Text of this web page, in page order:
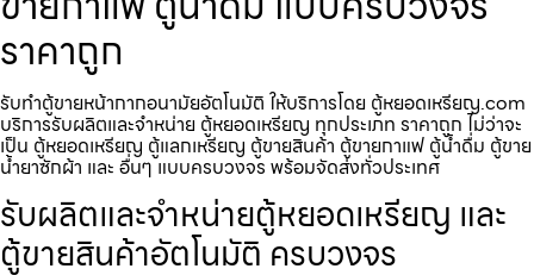
ราคาถูก
รับทำตู้ขายหน้ากากอนามัย​อัตโนมัติ ให้บริการโดย ตู้หยอดเหรียญ.com
บริการรับผลิตและจำหน่าย ตู้หยอดเหรียญ ทุกประเภท ราคาถูก ไม่ว่าจะ
เป็น ตู้หยอดเหรียญ ตู้แลกเหรียญ ตู้ขายสินค้า ตู้ขายกาแฟ ตู้น้ำดื่ม ตู้ขาย
น้ำยาซักผ้า และ อื่นๆ แบบครบวงจร พร้อมจัดส่งทั่วประเทศ
รับผลิตและจำหน่ายตู้หยอดเหรียญ และ
ตู้ขายสินค้าอัตโนมัติ ครบวงจร